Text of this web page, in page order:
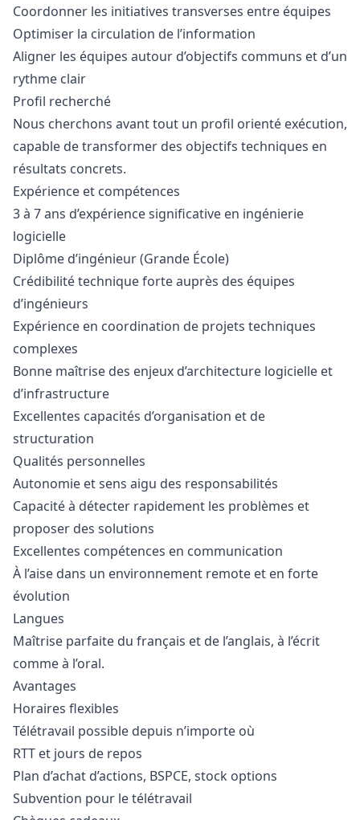
Coordonner les initiatives transverses entre équipes
Optimiser la circulation de l’information
Aligner les équipes autour d’objectifs communs et d’un
rythme clair
Profil recherché
Nous cherchons avant tout un profil orienté exécution,
capable de transformer des objectifs techniques en
résultats concrets.
Expérience et compétences
3 à 7 ans d’expérience significative en ingénierie
logicielle
Diplôme d’ingénieur (Grande École)
Crédibilité technique forte auprès des équipes
d’ingénieurs
Expérience en coordination de projets techniques
complexes
Bonne maîtrise des enjeux d’architecture logicielle et
d’infrastructure
Excellentes capacités d’organisation et de
structuration
Qualités personnelles
Autonomie et sens aigu des responsabilités
Capacité à détecter rapidement les problèmes et
proposer des solutions
Excellentes compétences en communication
À l’aise dans un environnement remote et en forte
évolution
Langues
Maîtrise parfaite du français et de l’anglais, à l’écrit
comme à l’oral.
Avantages
Horaires flexibles
Télétravail possible depuis n’importe où
RTT et jours de repos
Plan d’achat d’actions, BSPCE, stock options
Subvention pour le télétravail